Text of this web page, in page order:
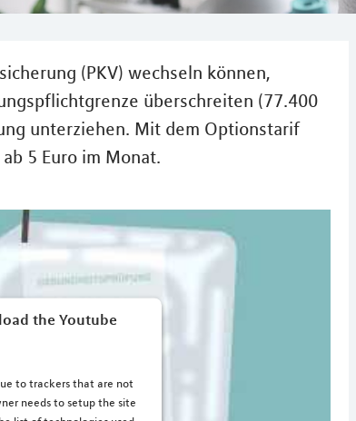
(PKV) wechseln können,
überschreiten (77.400
unterziehen. Mit dem Optionstarif
5 Euro im Monat.
the Youtube
to trackers that are not
needs to setup the site